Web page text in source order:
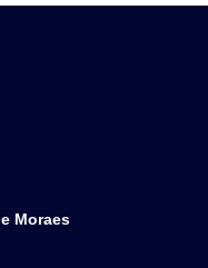
Moraes